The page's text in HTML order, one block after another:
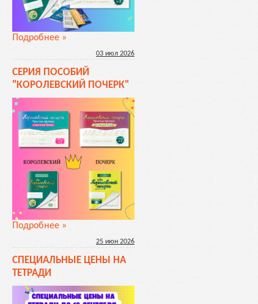
Подробнее »
03 июл 2026
СЕРИЯ ПОСОБИЙ
"КОРОЛЕВСКИЙ ПОЧЕРК"
Подробнее »
25 июн 2026
СПЕЦИАЛЬНЫЕ ЦЕНЫ НА
ТЕТРАДИ